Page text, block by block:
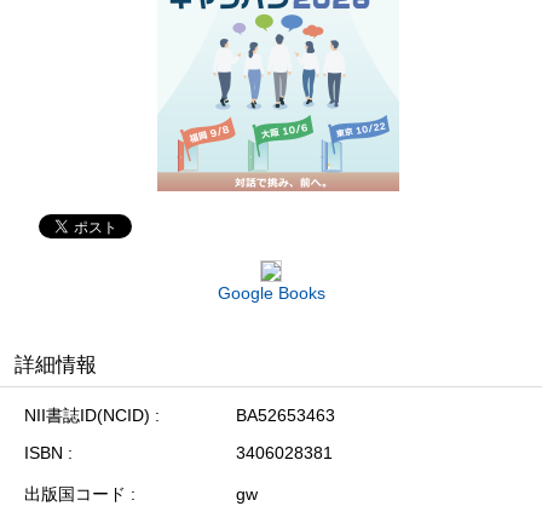
Google Books
詳細情報
NII書誌ID(NCID)
BA52653463
ISBN
3406028381
出版国コード
gw